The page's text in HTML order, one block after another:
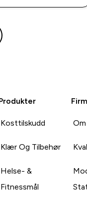
Kosttilskudd
Klær Og Tilbehør
Helse- &
Fitnessmål